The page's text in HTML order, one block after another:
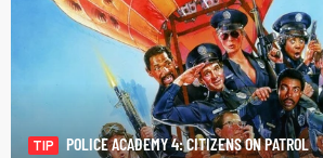
TIP
POLICE ACADEMY 4: CITIZENS ON PATROL